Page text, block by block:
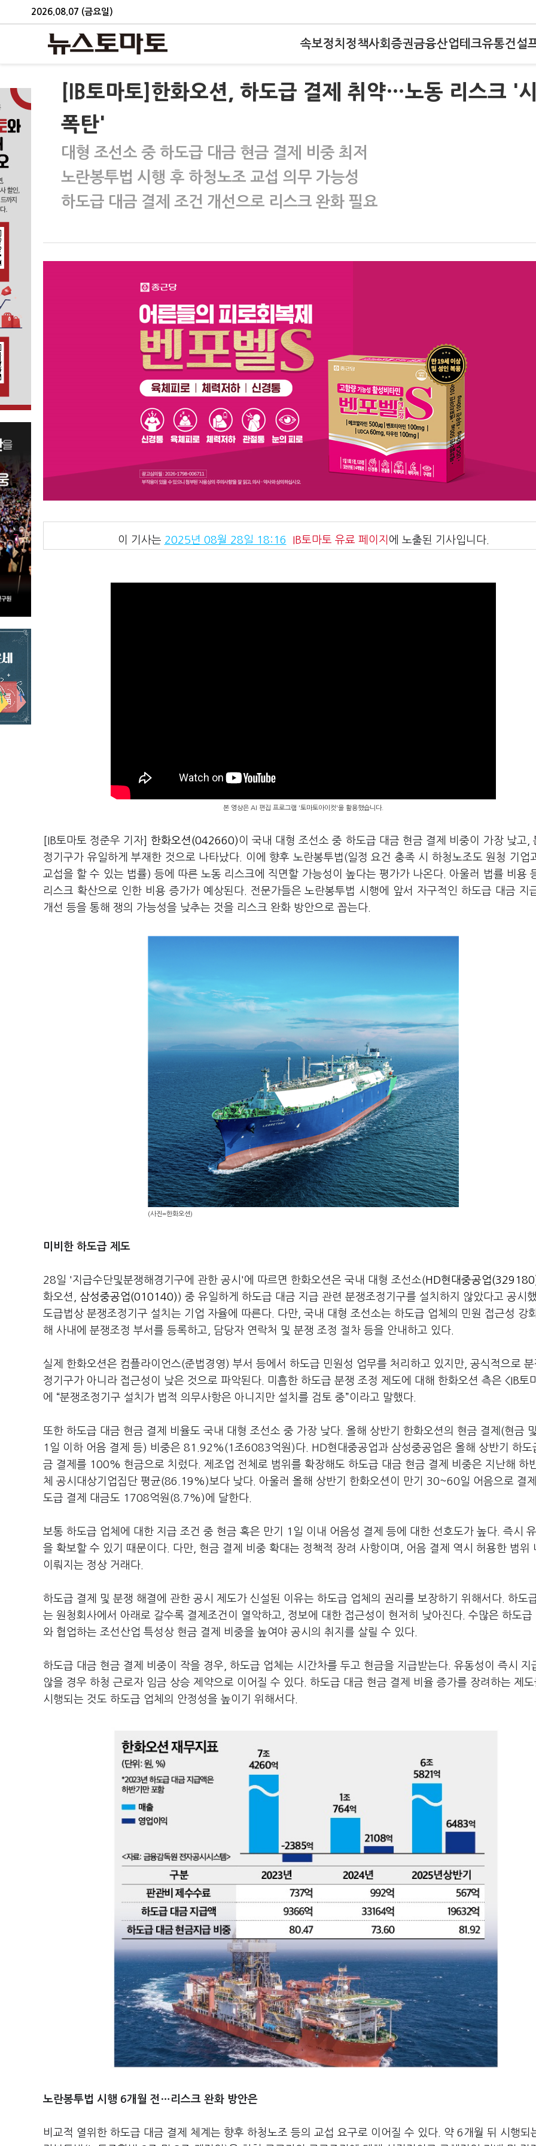
2026.08.07 (금요일)
속보정치 정책사회 증권금융산업테크유통건설
[IB토마토]한화오션, 하도급 결제 취약…노동 리스크 '
폭탄'
대형 조선소 중 하도급 대금 현금 결제 비중 최저
노란봉투법 시행 후 하청노조 교섭 의무 가능성
하도급 대금 결제 조건 개선으로 리스크 완화 필요
이 기사는 2025년 08월 28일 18:16 IB토마토 유료 페이지 에 노출된 기사입니다.
본 영상은 AI 편집 프로그램 '토마토아이컷'을 활용했습니다.
[IB토마토 정준우 기자] 한화오션(042660)이 국내 대형 조선소 중 하도급 대금 현금 결제 비중이 가장 낮고,
정기구가 유일하게 부재한 것으로 나타났다. 이에 향후 노란봉투법(일정 요건 충족 시 하청노조도 원청 기업
교섭을 할 수 있는 법률) 등에 따른 노동 리스크에 직면할 가능성이 높다는 평가가 나온다. 아울러 법률 비용
리스크 확산으로 인한 비용 증가가 예상된다. 전문가들은 노란봉투법 시행에 앞서 자구적인 하도급 대금 지
개선 등을 통해 쟁의 가능성을 낮추는 것을 리스크 완화 방안으로 꼽는다.
(사진=한화오션)
미비한 하도급 제도
28일 '지급수단및분쟁해경기구에 관한 공시'에 따르면 한화오션은 국내 대형 조선소( HD현대중공업
화오션, 삼성중공업(010140) ) 중 유일하게 하도급 대금 지급 관련 분쟁조정기구를 설치하지 않았다고 공시
도급법상 분쟁조정기구 설치는 기업 자율에 따른다. 다만, 국내 대형 조선소는 하도급 업체의 민원 접근성 강
해 사내에 분쟁조정 부서를 등록하고, 담당자 연락처 및 분쟁 조정 절차 등을 안내하고 있다.
실제 한화오션은 컴플라이언스(준법경영) 부서 등에서 하도급 민원성 업무를 처리하고 있지만, 공식적으로
정기구가 아니라 접근성이 낮은 것으로 파악된다. 미흡한 하도급 분쟁 조정 제도에 대해 한화오션 측은 <IB토
에 “분쟁조정기구 설치가 법적 의무사항은 아니지만 설치를 검토 중”이라고 말했다.
또한 하도급 대금 현금 결제 비율도 국내 대형 조선소 중 가장 낮다. 올해 상반기 한화오션의 현금 결제(현금
1일 이하 어음 결제 등) 비중은 81.92%(1조6083억원)다. HD현대중공업과 삼성중공업은 올해 상반기 하도
금 결제를 100% 현금으로 치렀다. 제조업 전체로 범위를 확장해도 하도급 대금 현금 결제 비중은 지난해 하
체 공시대상기업집단 평균(86.19%)보다 낮다. 아울러 올해 상반기 한화오션이 만기 30~60일 어음으로 결
도급 결제 대금도 1708억원(8.7%)에 달한다.
보통 하도급 업체에 대한 지급 조건 중 현금 혹은 만기 1일 이내 어음성 결제 등에 대한 선호도가 높다. 즉시
을 확보할 수 있기 때문이다. 다만, 현금 결제 비중 확대는 정책적 장려 사항이며, 어음 결제 역시 허용한 범위
이뤄지는 정상 거래다.
하도급 결제 및 분쟁 해결에 관한 공시 제도가 신설된 이유는 하도급 업체의 권리를 보장하기 위해서다. 하도
는 원청회사에서 아래로 갈수록 결제조건이 열악하고, 정보에 대한 접근성이 현저히 낮아진다. 수많은 하도급
와 협업하는 조선산업 특성상 현금 결제 비중을 높여야 공시의 취지를 살릴 수 있다.
하도급 대금 현금 결제 비중이 작을 경우, 하도급 업체는 시간차를 두고 현금을 지급받는다. 유동성이 즉시 지
않을 경우 하청 근로자 임금 상승 제약으로 이어질 수 있다. 하도급 대금 현금 결제 비율 증가를 장려하는 제
시행되는 것도 하도급 업체의 안정성을 높이기 위해서다.
노란봉투법 시행 6개월 전…리스크 완화 방안은
비교적 열위한 하도급 대금 결제 체계는 향후 하청노조 등의 교섭 요구로 이어질 수 있다. 약 6개월 뒤 시행되